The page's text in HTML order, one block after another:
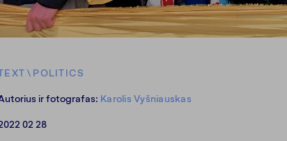
\ POLITICS
ir fotografas: Karolis Vyšniauskas
02 28